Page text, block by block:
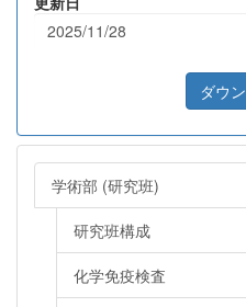
2025/11/28
ダウ
学術部 (研究班)
研究班構成
化学免疫検査